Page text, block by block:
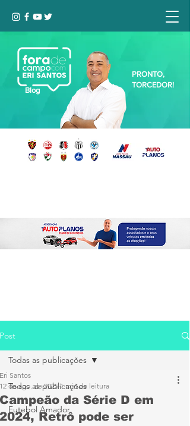
Blog
PRONTO,
TORCEDOR!
Post
Todas as publicações
Futebol Amador
Todas as publicações
Campeão da Série D em
2024, Retrô pode ser
Eri Santos
12 de ago. de 2025 1 min de leitura